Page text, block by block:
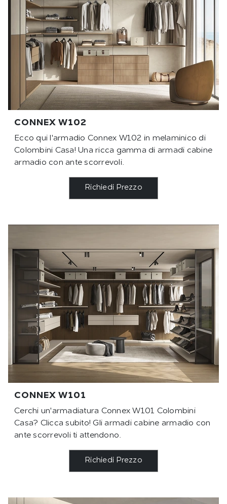
CONNEX W102
Ecco qui l'armadio Connex W102 in melaminico di
Colombini Casa! Una ricca gamma di armadi cabine
armadio con ante scorrevoli.
Richiedi Prezzo
CONNEX W101
Cerchi un'armadiatura Connex W101 Colombini
Casa? Clicca subito! Gli armadi cabine armadio con
ante scorrevoli ti attendono.
Richiedi Prezzo